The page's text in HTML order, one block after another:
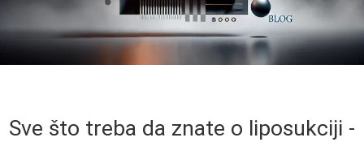
Sve što treba da znate o liposukciji -